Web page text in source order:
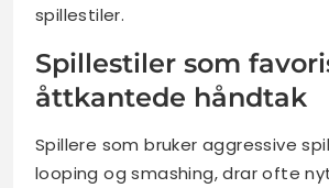
spillestiler.
Spillestiler som
åttkantede håndtak
Spillere som bruker aggressive
looping og smashing, drar ofte